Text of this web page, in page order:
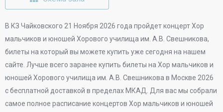
В КЗ Чайковского 21 Ноября 2026 года пройдет концерт Хор
мальчиков и юношей Хорового училища им. А.В. Свешникова,
билеты на который вы можете купить уже сегодня на нашем
сайте. Лучше всего заранее купить билеты на Хор мальчиков и
юношей Хорового училища им. А.В. Свешникова в Москве 2026
с бесплатной доставкой в пределах МКАД. Для вас мы собрали
самое полное расписание концертов Хор мальчиков и юношей